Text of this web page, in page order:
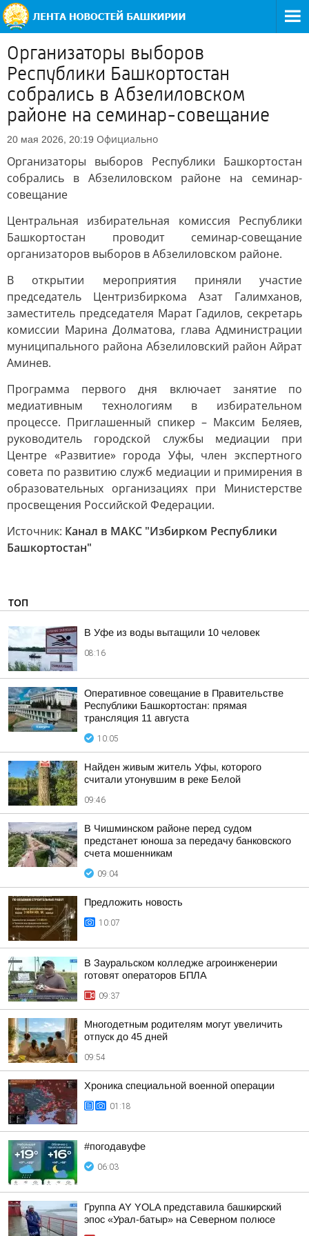
Организаторы выборов
Республики Башкортостан
собрались в Абзелиловском
районе на семинар-совещание
20 мая 2026, 20:19 Официально
Организаторы выборов Республики Башкортостан
собрались в Абзелиловском районе на семинар-
совещание
Центральная избирательная комиссия Республики
Башкортостан проводит семинар-совещание
организаторов выборов в Абзелиловском районе.
В открытии мероприятия приняли участие
председатель Центризбиркома Азат Галимханов,
заместитель председателя Марат Гадилов, секретарь
комиссии Марина Долматова, глава Администрации
муниципального района Абзелиловский район Айрат
Аминев.
Программа первого дня включает занятие по
медиативным технологиям в избирательном
процессе. Приглашенный спикер – Максим Беляев,
руководитель городской службы медиации при
Центре «Развитие» города Уфы, член экспертного
совета по развитию служб медиации и примирения в
образовательных организациях при Министерстве
просвещения Российской Федерации.
Источник: Канал в МАКС "Избирком Республики
Башкортостан"
ТОП
В Уфе из воды вытащили 10 человек
08:16
Оперативное совещание в Правительстве
Республики Башкортостан: прямая
трансляция 11 августа
10:05
Найден живым житель Уфы, которого
считали утонувшим в реке Белой
09:46
В Чишминском районе перед судом
предстанет юноша за передачу банковского
счета мошенникам
09:04
Предложить новость
10:07
В Зауральском колледже агроинженерии
готовят операторов БПЛА
09:37
Многодетным родителям могут увеличить
отпуск до 45 дней
09:54
Хроника специальной военной операции
01:18
#погодавуфе
06:03
Группа AY YOLA представила башкирский
эпос «Урал-батыр» на Северном полюсе